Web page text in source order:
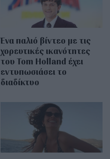
Ένα παλιό βίντεο με τις
χορευτικές ικανότητες
του Tom Holland έχει
εντυπωσιάσει το
διαδίκτυο